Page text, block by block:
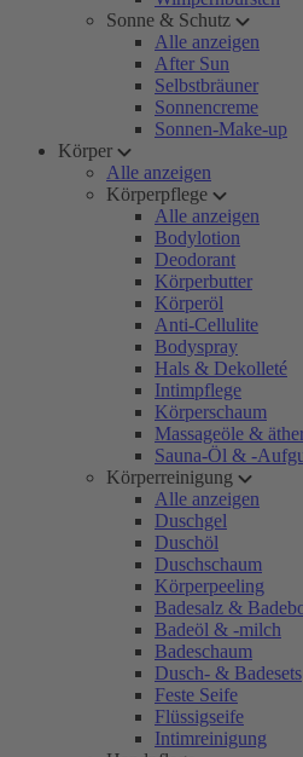
Sonne & Schutz
Alle anzeigen
After Sun
Selbstbräuner
Sonnencreme
Sonnen-Make-up
Körper
Alle anzeigen
Körperpflege
Alle anzeigen
Bodylotion
Deodorant
Körperbutter
Körperöl
Anti-Cellulite
Bodyspray
Hals & Dekolleté
Intimpflege
Körperschaum
Massageöle &
Sauna-Öl & -
Körperreinigung
Alle anzeigen
Duschgel
Duschöl
Duschschaum
Körperpeeling
Badesalz &
Badeöl & -milch
Badeschaum
Dusch- & Badesets
Feste Seife
Flüssigseife
Intimreinigung